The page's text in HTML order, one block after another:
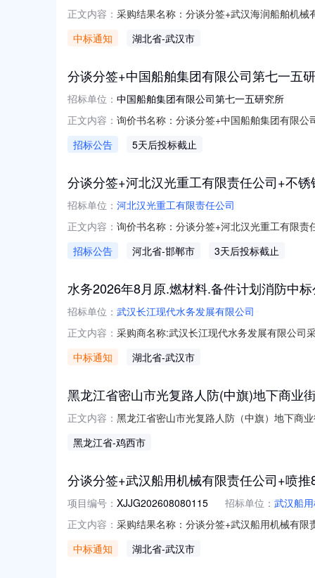
正文内容： 采购结果名称：分谈分签+武汉海润船舶机
述规格型号计量单位采购数量中标数量成
中标通知 湖北省-武汉市
分谈分签+中国船舶集团有限公司第七一五
招标单位： 中国船舶集团有限公司第七一五研究所
正文内容： 询价书名称：分谈分签+中国船舶集团有限
部分物料报价：是附加费（附加费包括运
招标公告 5天后投标截止
分谈分签+河北汉光重工有限责任公司+不
招标单位： 河北汉光重工有限责任公司
正文内容： 询价书名称：分谈分签+河北汉光重工有限
156561012316L不锈钢板Kg邯郸2026-08-
招标公告 河北省-邯郸市 3天后投标截止
水务2026年8月原.燃材料.备件计划消防中
招标单位： 武汉长江现代水务发展有限公司
正文内容： 采购商名称:武汉长江现代水务发展有限公司
中标通知 湖北省-武汉市
黑龙江省密山市光复路人防(中旗)地下商业
正文内容： 黑龙江省密山市光复路人防（中旗）地下商
方米，用途为商服。
黑龙江省-鸡西市
分谈分签+武汉船用机械有限责任公司+喷
项目编号： XJJG202608080115 招标单位： 武汉船
正文内容： 采购结果名称：分谈分签+武汉船用机械有
计量单位采购数量中标数量成交单价到货
中标通知 湖北省-武汉市